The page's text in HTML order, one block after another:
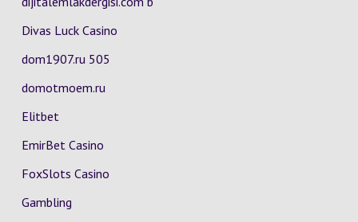
Divas Luck Casino
dom1907.ru 505
domotmoem.ru
Elitbet
EmirBet Casino
FoxSlots Casino
Gambling